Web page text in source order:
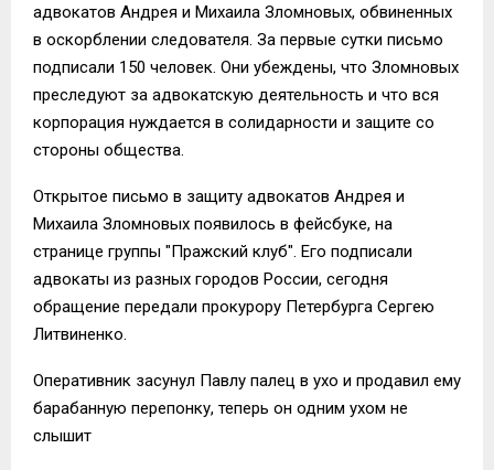
адвокатов Андрея и Михаила Зломновых, обвиненных
в оскорблении следователя. За первые сутки письмо
подписали 150 человек. Они убеждены, что Зломновых
преследуют за адвокатскую деятельность и что вся
корпорация нуждается в солидарности и защите со
стороны общества.
Открытое письмо в защиту адвокатов Андрея и
Михаила Зломновых появилось в фейсбуке, на
странице группы "Пражский клуб". Его подписали
адвокаты из разных городов России, сегодня
обращение передали прокурору Петербурга Сергею
Литвиненко.
Оперативник засунул Павлу палец в ухо и продавил ему
барабанную перепонку, теперь он одним ухом не
слышит